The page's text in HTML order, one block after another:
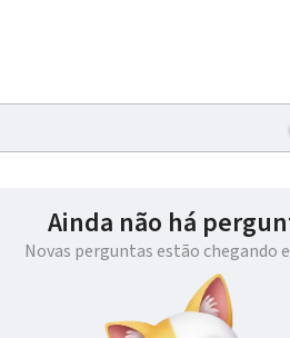
Ainda não há
Novas perguntas estão chegando